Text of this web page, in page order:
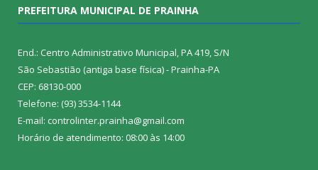
PREFEITURA MUNICIPAL DE PRAINHA
End.: Centro Administrativo Municipal, PA 419, S/N
São Sebastião (antiga base física) - Prainha-PA
CEP: 68130-000
Telefone: (93) 3534-1144
E-mail: controlinter.prainha@gmail.com
Horário de atendimento: 08:00 às 14:00